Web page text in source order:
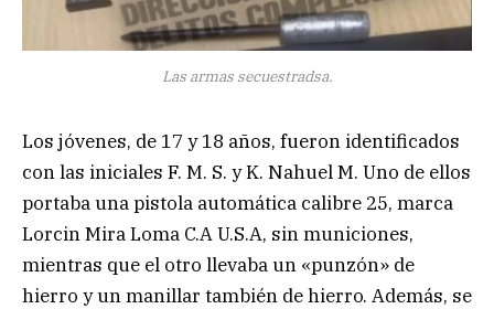
Las armas secuestradsa.
Los jóvenes, de 17 y 18 años, fueron identificados
con las iniciales F. M. S. y K. Nahuel M. Uno de ellos
portaba una pistola automática calibre 25, marca
Lorcin Mira Loma C.A U.S.A, sin municiones,
mientras que el otro llevaba un «punzón» de
hierro y un manillar también de hierro. Además, se